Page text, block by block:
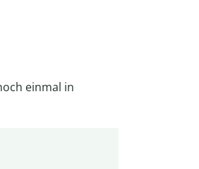
einmal in